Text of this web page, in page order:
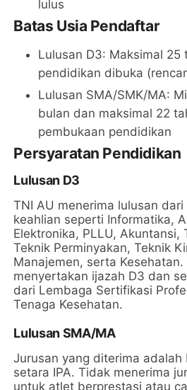
lulus
Batas Usia Pendaftar
Lulusan D3: Maksimal 25
pendidikan dibuka
Lulusan SMA/SMK/MA:
bulan dan maksimal 22
pembukaan pendidikan
Persyaratan Pendidikan
Lulusan D3
TNI AU menerima lulusan
keahlian seperti Informatika,
Elektronika, PLLU, Akuntansi,
Teknik Perminyakan, Teknik
Manajemen, serta
menyertakan ijazah D3 dan
dari Lembaga Sertifikasi
Tenaga Kesehatan.
Lulusan SMA/MA
Jurusan yang diterima adalah
setara IPA. Tidak menerima
untuk atlet berprestasi atau